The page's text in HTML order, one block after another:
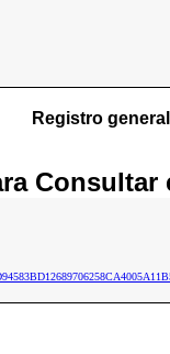
Registro general
Consultar